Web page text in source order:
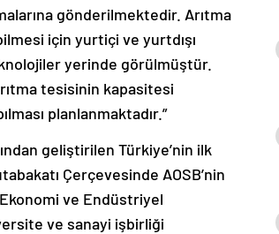
gönderilmektedir. Arıtma
için yurtiçi ve yurtdışı
yerinde görülmüştür.
tesisinin kapasitesi
planlanmaktadır.”
geliştirilen Türkiye’nin ilk
Çerçevesinde AOSB’nin
ve Endüstriyel
ve sanayi işbirliği